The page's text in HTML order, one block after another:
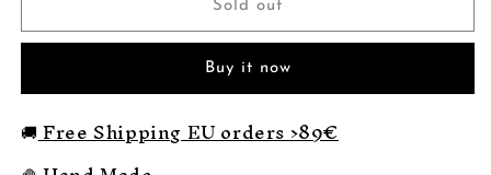
Flor
Vida
Madera
Roots
Flor
Vida
Madera
Roots
Sold out
Buy it now
🚚Free Shipping EU orders >89€